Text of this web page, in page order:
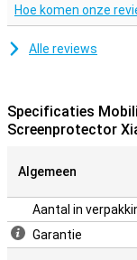
Hoe komen onze
Alle reviews
Specificaties
Screenprotector
Algemeen
Aantal in
Garantie